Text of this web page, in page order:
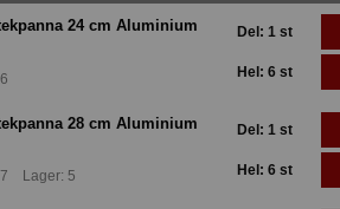
24 cm Aluminium
Del: 1 st
Hel: 6 st
28 cm Aluminium
Lager: 5
Del: 1 st
Hel: 6 st